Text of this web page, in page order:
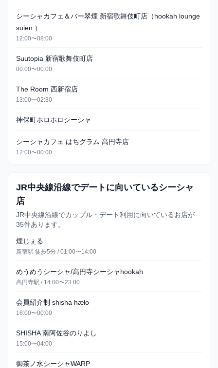
シーシャカフェ＆バー翠煙 新宿歌舞伎町店（hookah lounge
suien ）
12:00〜08:00
Suutopia 新宿歌舞伎町店
00:00〜00:00
The Room 西新宿店
13:00〜02:30
神保町ホロホロシーシャ
シーシャカフェ はちグラム 高円寺店
12:00〜00:00
JR中央線沿線でデートに向いているシーシャ
店
JR中央線沿線でカップル・デート利用に向いているお店が
35件あります。
煙じぇる
新宿駅 徒歩5分 / 01:00〜14:00
めうめうシーシャ/高円寺シーシャhookah
高円寺駅 / 14:00〜23:00
会員紹介制 shisha hælo
16:00〜00:00
SHISHA 南阿佐谷のりよし
15:00〜04:00
御茶ノ水シーシャWARP